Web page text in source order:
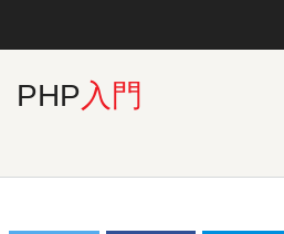
Top
PHP入門